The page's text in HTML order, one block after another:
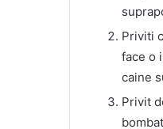
Priviti
face o
caine
Privit